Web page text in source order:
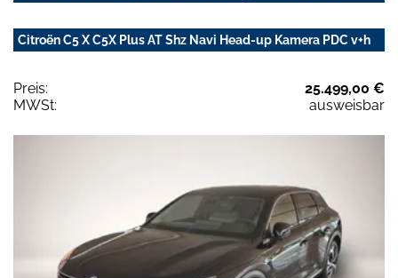
Citroën C5 X C5X Plus AT Shz Navi Head-up Kamera PDC v+h
Preis:
25.499,00 €
MWSt:
ausweisbar